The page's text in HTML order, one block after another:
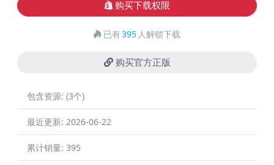
购买下载权限
已有395 人解锁下载
购买官方正版
包含资源: (3个)
最近更新: 2026-06-22
累计销量: 395